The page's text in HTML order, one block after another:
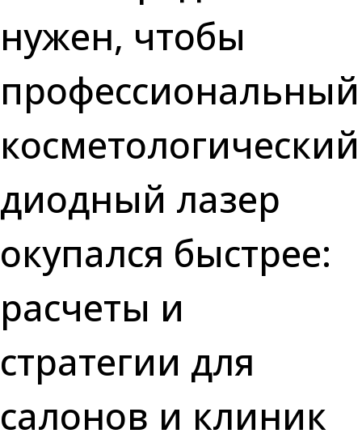
нужен, чтобы
профессиональный
косметологический
диодный лазер
окупался быстрее:
расчеты и
стратегии для
салонов и клиник